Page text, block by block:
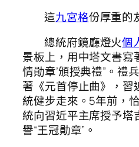
這九宮格份厚重的
總統府鏡廳燈火個
景板上，用中塔文書寫
情勛章’頒授典禮”。禮
著《元首停止曲》，習
統健步走來。5年前，
統向習近平主席授予塔
譽“王冠勛章”。